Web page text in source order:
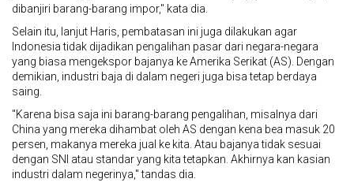
dibanjiri barang-barang impor," kata dia.
Selain itu, lanjut Haris, pembatasan ini juga dilakukan agar
Indonesia tidak dijadikan pengalihan pasar dari negara-negara
yang biasa mengekspor bajanya ke Amerika Serikat (AS). Dengan
demikian, industri baja di dalam negeri juga bisa tetap berdaya
saing.
‎"Karena bisa saja ini barang-barang pengalihan, misalnya dari
China yang mereka dihambat oleh AS dengan kena bea masuk 20
persen, makanya mereka jual ke kita. Atau bajanya tidak sesuai
dengan SNI atau standar yang kita tetapkan. Akhirnya kan kasian
industri dalam negerinya," tandas dia.